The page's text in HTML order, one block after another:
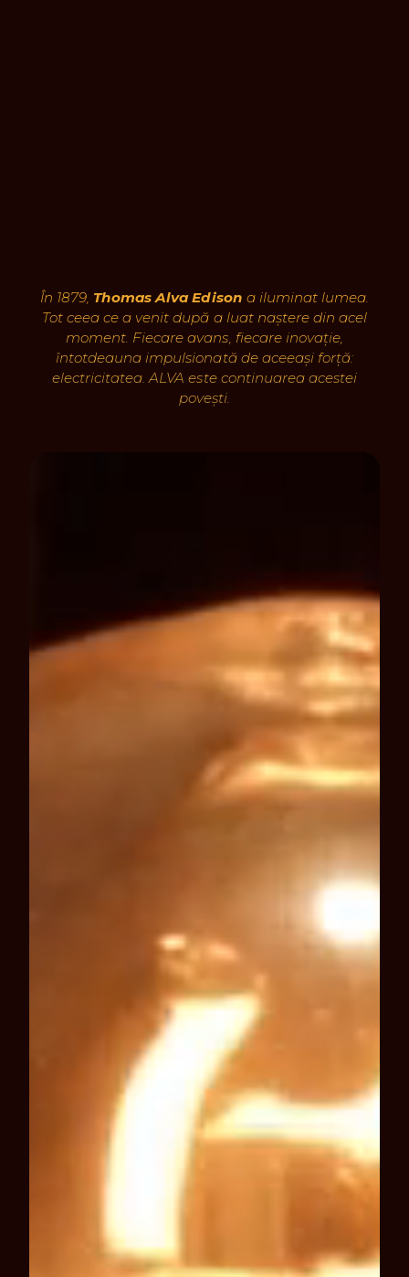
În 1879, Thomas Alva Edison a iluminat lumea.
Tot ceea ce a venit după a luat naștere din acel
moment. Fiecare avans, fiecare inovație,
întotdeauna impulsionată de aceeași forță:
electricitatea. ALVA este continuarea acestei
povești.